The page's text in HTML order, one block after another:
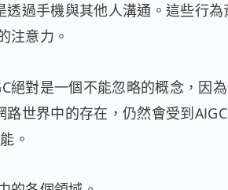
過手機與其他人溝通。這些行為
注意力。
絕對是一個不能忽略的概念，因
世界中的存在，仍然會受到
。